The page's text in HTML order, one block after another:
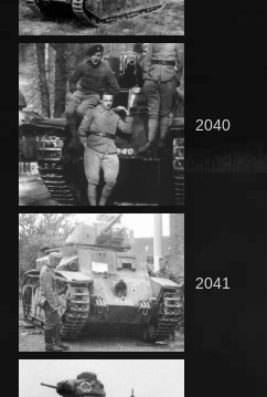
2040
2041